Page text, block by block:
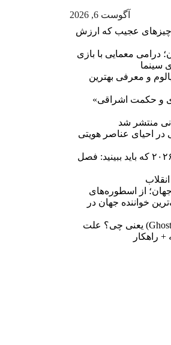
آگوست 6, 2026
چیزهای عجیب که ارزش
درامی معمایی با بازی
سینما
و معرفی بهترین
و حکمت اشراقی»
منتشر شد
احیای عناصر هویتی
۱۰انیمه برتر بهار ۲۰۲۶ که باید ببینید: فصل
جهان؛ از اسطوره‌های
خواننده جهان در
گوست کردن (Ghosting) یعنی چی؟ علت
راهکار